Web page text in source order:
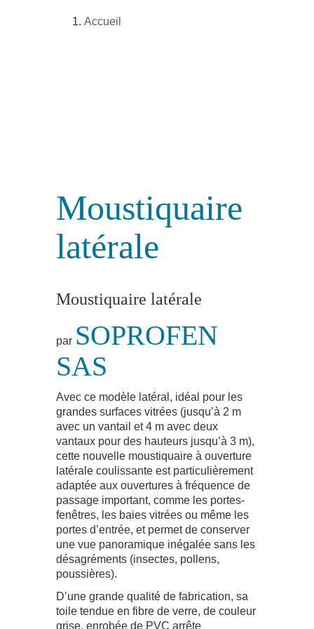
Accueil
Moustiquaire
latérale
Moustiquaire latérale
par SOPROFEN
SAS
Avec ce modèle latéral, idéal pour les
grandes surfaces vitrées (jusqu’à 2 m
avec un vantail et 4 m avec deux
vantaux pour des hauteurs jusqu’à 3 m),
cette nouvelle moustiquaire à ouverture
latérale coulissante est particulièrement
adaptée aux ouvertures à fréquence de
passage important, comme les portes-
fenêtres, les baies vitrées ou même les
portes d’entrée, et permet de conserver
une vue panoramique inégalée sans les
désagréments (insectes, pollens,
poussières).
D’une grande qualité de fabrication, sa
toile tendue en fibre de verre, de couleur
grise, enrobée de PVC arrête